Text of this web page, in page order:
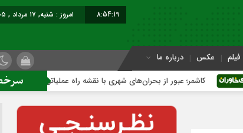
8:54:20 امروز : شنبه, ۱۷ مرداد , ۱۴۰۵
فیلم عکس درباره ما
کاشمر؛ عبور از بحران‌های شهری با نقشه راه عملیاتی